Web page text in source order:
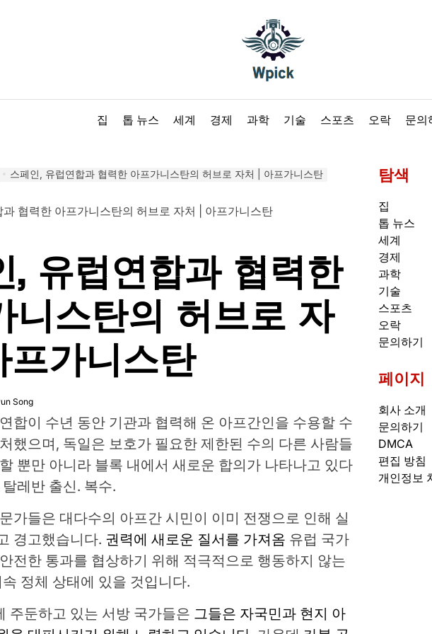
집
톱 뉴스 세계 경제 과학 기술 스포츠 오락 문의
스페인, 유럽연합과 협력한 아프가니스탄의 허브로 자처 | 아프가니스탄
, 유럽연합과 협력한
니스탄의 허브로 자
프가니스탄
Song
합이 수년 동안 기관과 협력해 온 아프간인을 수용할 수
했으며, 독일은 보호가 필요한 제한된 수의 다른 사람들
뿐만 아니라 블록 내에서 새로운 합의가 나타나고 있다
레반 출신. 복수.
가들은 대다수의 아프간 시민이 이미 전쟁으로 인해 실
경고했습니다. 권력에 새로운 질서를 가져옴 유럽 ​​국가
전한 통과를 협상하기 위해 적극적으로 행동하지 않는
정체 상태에 있을 것입니다.
주둔하고 있는 서방 국가들은 그들은 자국민과 현지 아
탐색
집
톱 뉴스
세계
경제
과학
기술
스포츠
오락
문의하기
페이지
회사 소개
문의하기
DMCA
편집 방침
개인정보